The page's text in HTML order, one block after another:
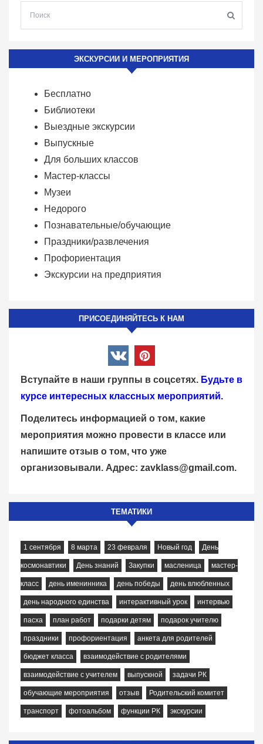
ЭКСКУРСИИ И МЕРОПРИЯТИЯ
Бесплатно
Библиотеки
Выездные экскурсии
Выпускные
Для больших классов
Мастер-классы
Музеи
Недорого
Познавательные/обучающие
Праздники/развлечения
Профориентация
Экскурсии на предприятия
ПРИСОЕДИНЯЙТЕСЬ К НАМ
Вступайте в наши группы в соцсетях. Будьте в
курсе интересных классных мероприятий.
Поделитесь информацией о том, какие
мероприятия можно провести в классе или
напишите отзыв о том, что уже
организовывали. Адрес: zavklass@gmail.com.
ТЕМАТИКИ
1 сентября 8 марта 23 февраля Новый год День
космонавтики День знаний Закупки масленица мастер-
класс день именинника день победы день влюбленных
день народного единства интерактивный урок интервью
пасха план работ подарки детям подарок учителю
праздники профориентация анкета для родителей
бюджет класса взаимодействие с родителями
взаимодействие с учителем выпускной задачи РК
обучающие мероприятия отзыв Родительский комитет
транспорт фотоальбом функции РК экскурсии